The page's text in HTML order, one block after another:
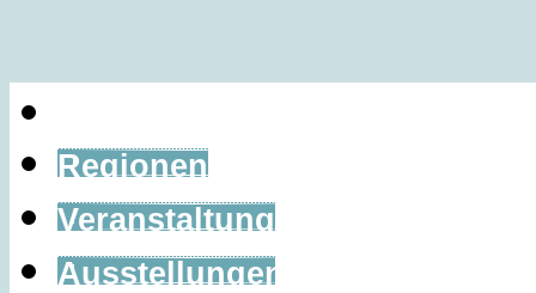
Regionen
Veranstaltungen
Ausstellungen